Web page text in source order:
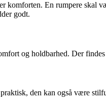
komforten. En rumpere skal
godt.
og holdbarhed. Der
den kan også være